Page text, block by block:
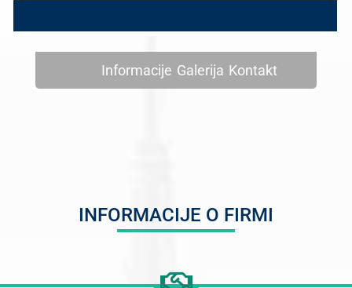
Informacije Galerija Kontakt
INFORMACIJE O FIRMI